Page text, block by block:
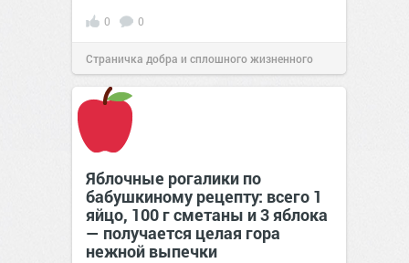
0 0
Страничка добра и сплошного жизненного
позитива! 11:38 Сегодня
Яблочные рогалики по
бабушкиному рецепту: всего 1
яйцо, 100 г сметаны и 3 яблока
— получается целая гора
нежной выпечки